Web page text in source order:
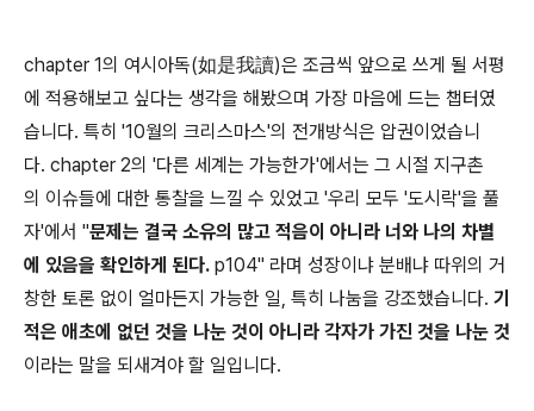
chapter 1의 여시아독(如是我讀)은 조금씩 앞으로 쓰게 될 서평
에 적용해보고 싶다는 생각을 해봤으며 가장 마음에 드는 챕터였
습니다. 특히 '10월의 크리스마스'의 전개방식은 압권이었습니
다. chapter 2의 '다른 세계는 가능한가'에서는 그 시절 지구촌
의 이슈들에 대한 통찰을 느낄 수 있었고 '우리 모두 '도시락'을 풀
자'에서 "문제는 결국 소유의 많고 적음이 아니라 너와 나의 차별
에 있음을 확인하게 된다. p104" 라며 성장이냐 분배냐 따위의 거
창한 토론 없이 얼마든지 가능한 일, 특히 나눔을 강조했습니다. 기
적은 애초에 없던 것을 나눈 것이 아니라 각자가 가진 것을 나눈 것
이라는 말을 되새겨야 할 일입니다.